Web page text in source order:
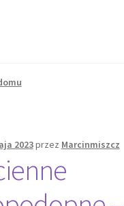
2023przez Marcinmiszcz